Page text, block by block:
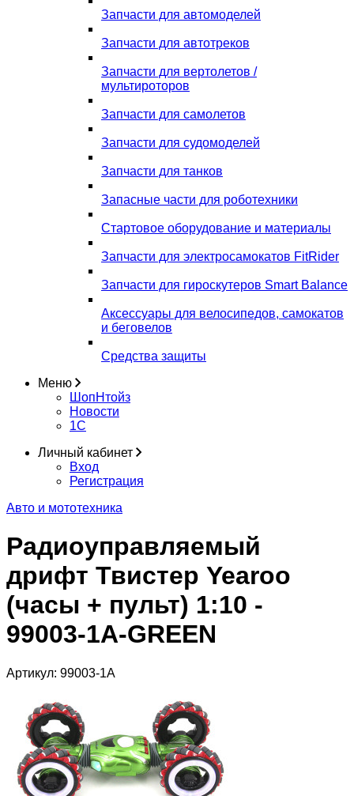
Запчасти для автомоделей
Запчасти для автотреков
Запчасти для вертолетов /
мультироторов
Запчасти для самолетов
Запчасти для судомоделей
Запчасти для танков
Запасные части для роботехники
Стартовое оборудование и материалы
Запчасти для электросамокатов FitRider
Запчасти для гироскутеров Smart Balance
Аксессуары для велосипедов, самокатов
и беговелов
Средства защиты
Меню
ШопНтойз
Новости
1C
Личный кабинет
Вход
Регистрация
Авто и мототехника
Радиоуправляемый
дрифт Твистер Yearoo
(часы + пульт) 1:10 -
99003-1A-GREEN
Артикул: 99003-1A